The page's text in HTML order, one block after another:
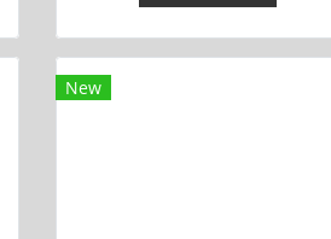
New